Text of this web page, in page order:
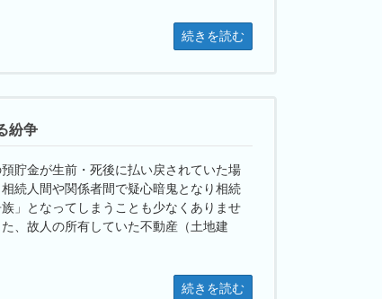
続きを読む
紛争
貯金が生前・死後に払い戻されていた場
続人間や関係者間で疑心暗鬼となり相続
」となってしまうことも少なくありませ
た、故人の所有していた不動産（土地建
続きを読む